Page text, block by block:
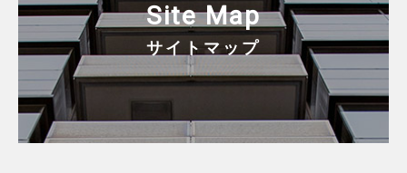
Site Map
サイトマップ